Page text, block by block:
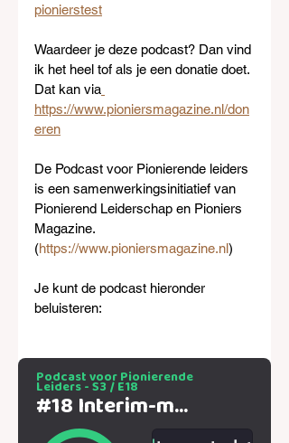
pionierstest
Waardeer je deze podcast? Dan vind
ik het heel tof als je een donatie doet.
Dat kan via
https://www.pioniersmagazine.nl/don
eren
De Podcast voor Pionierende leiders
is een samenwerkingsinitiatief van
Pionierend Leiderschap en Pioniers
Magazine.
(https://www.pioniersmagazine.nl)
Je kunt de podcast hieronder
beluisteren: